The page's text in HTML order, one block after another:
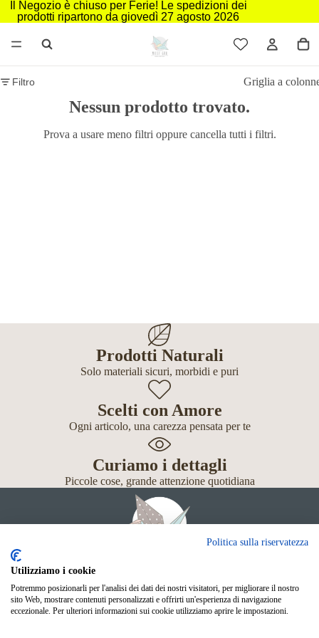
Il Negozio è chiuso per Ferie! Le spedizioni dei
prodotti ripartono da giovedì 27 agosto 2026
Filtro Griglia a
Nessun prodotto trovato.
Prova a usare meno filtri oppure cancella tutti i filtri.
Prodotti Naturali
Solo materiali sicuri, morbidi e puri
Scelti con Amore
Ogni articolo, una carezza pensata per te
Curiamo i dettagli
Piccole cose, grande attenzione quotidiana
Giochi
Neonato
Accessori
Politica sulla riservatezza
Utilizziamo i cookie
Potremmo posizionarli per l'analisi dei dati dei nostri visitatori, per migliorare il nostro
sito Web, mostrare contenuti personalizzati e offrirti un'esperienza di navigazione
eccezionale. Per ulteriori informazioni sui cookie utilizziamo aprire le impostazioni.